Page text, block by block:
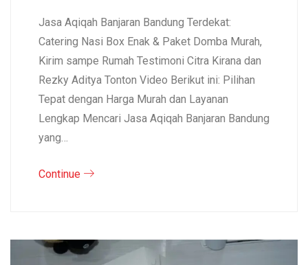
Jasa Aqiqah Banjaran Bandung Terdekat:
Catering Nasi Box Enak & Paket Domba Murah,
Kirim sampe Rumah Testimoni Citra Kirana dan
Rezky Aditya Tonton Video Berikut ini: Pilihan
Tepat dengan Harga Murah dan Layanan
Lengkap Mencari Jasa Aqiqah Banjaran Bandung
yang…
Continue